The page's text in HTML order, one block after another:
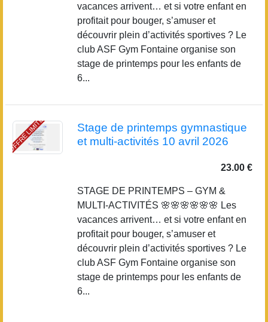
vacances arrivent… et si votre enfant en
profitait pour bouger, s’amuser et
découvrir plein d’activités sportives ? Le
club ASF Gym Fontaine organise son
stage de printemps pour les enfants de
6...
OFFRE LIMITÉE
Stage de printemps gymnastique
et multi-activités 10 avril 2026
23.00 €
STAGE DE PRINTEMPS – GYM &
MULTI-ACTIVITÉS 🌸🌸🌸🌸🌸🌸 Les
vacances arrivent… et si votre enfant en
profitait pour bouger, s’amuser et
découvrir plein d’activités sportives ? Le
club ASF Gym Fontaine organise son
stage de printemps pour les enfants de
6...